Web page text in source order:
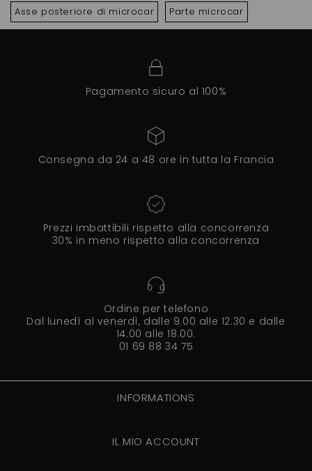
Asse posteriore di microcar Parte microcar
Pagamento sicuro al 100%
Consegna da 24 a 48 ore in tutta la Francia
Prezzi imbattibili rispetto alla concorrenza
30% in meno rispetto alla concorrenza
Ordine per telefono
Dal lunedì al venerdì, dalle 9.00 alle 12.30 e dalle
14.00 alle 18.00.
01 69 88 34 75
INFORMATIONS
IL MIO ACCOUNT